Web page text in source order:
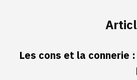
Les cons et la connerie